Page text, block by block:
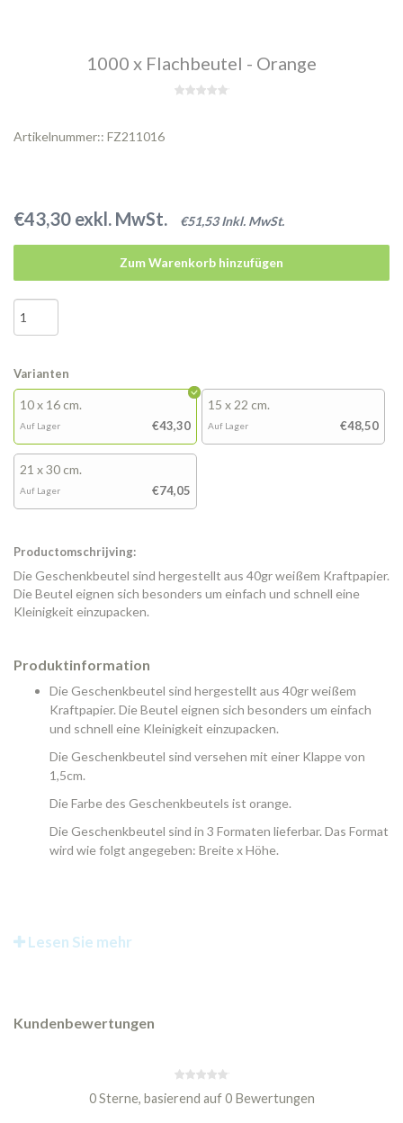
1000 x Flachbeutel - Orange
Artikelnummer:: FZ211016
€43,30 exkl. MwSt. €51,53 Inkl. MwSt.
Zum Warenkorb hinzufügen
Varianten
10 x 16 cm.
€43,30
Auf Lager
15 x 22 cm.
€48,50
Auf Lager
21 x 30 cm.
€74,05
Auf Lager
Productomschrijving:
Die Geschenkbeutel sind hergestellt aus 40gr weißem Kraftpapier.
Die Beutel eignen sich besonders um einfach und schnell eine
Kleinigkeit einzupacken.
Produktinformation
Die Geschenkbeutel sind hergestellt aus 40gr weißem
Kraftpapier. Die Beutel eignen sich besonders um einfach
und schnell eine Kleinigkeit einzupacken.
Die Geschenkbeutel sind versehen mit einer Klappe von
1,5cm.
Die Farbe des Geschenkbeutels ist orange.
Die Geschenkbeutel sind in 3 Formaten lieferbar. Das Format
wird wie folgt angegeben: Breite x Höhe.
Lesen Sie mehr
Kundenbewertungen
0 Sterne, basierend auf 0 Bewertungen